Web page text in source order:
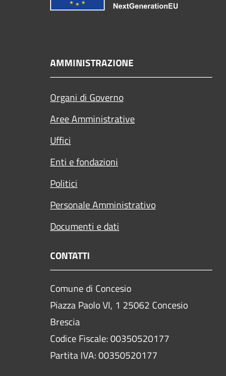
AMMINISTRAZIONE
Organi di Governo
Aree Amministrative
Uffici
Enti e fondazioni
Politici
Personale Amministrativo
Documenti e dati
CONTATTI
Comune di Concesio
Piazza Paolo VI, 1 25062 Concesio
Brescia
Codice Fiscale: 00350520177
Partita IVA: 00350520177